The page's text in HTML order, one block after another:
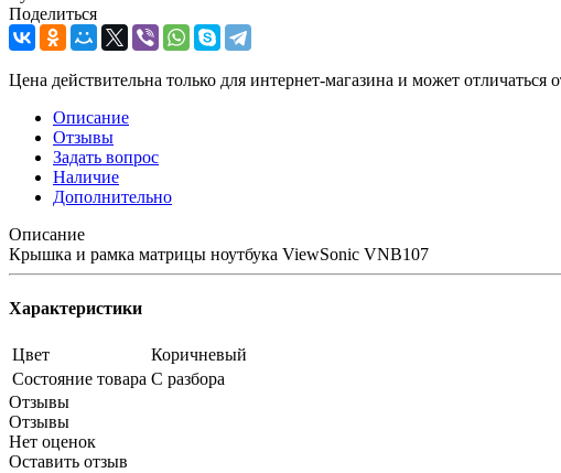
Поделиться
Цена действительна только для интернет-магазина и может отличаться
Описание
Отзывы
Задать вопрос
Наличие
Дополнительно
Описание
Крышка и рамка матрицы ноутбука ViewSonic VNB107
Характеристики
Цвет
Коричневый
Состояние товара С разбора
Отзывы
Отзывы
Нет оценок
Оставить отзыв